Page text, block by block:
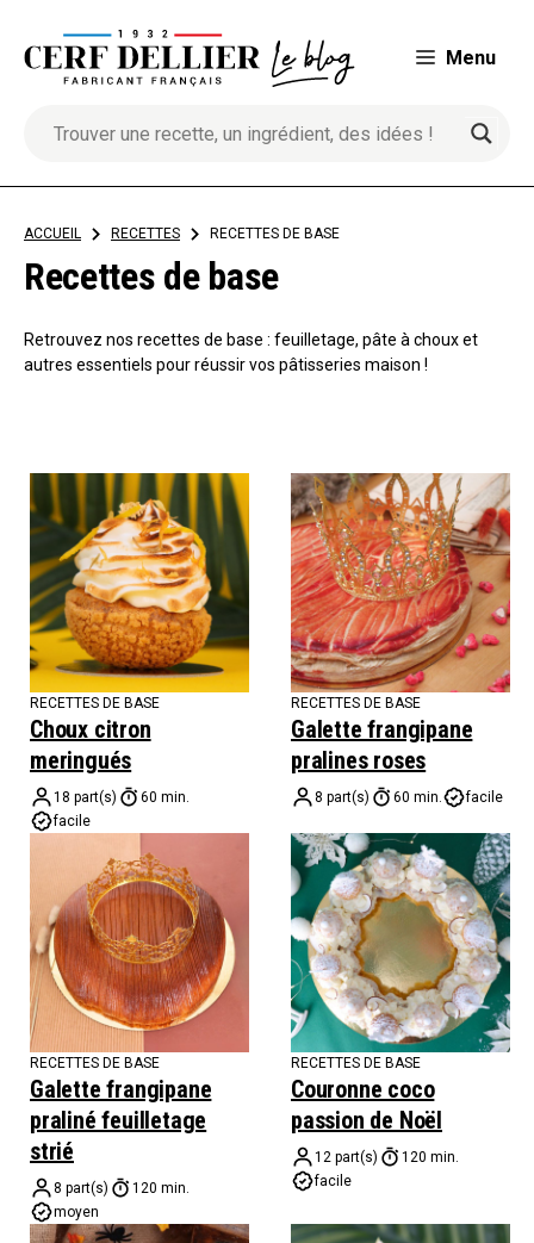
contenu
Menu
ACCUEIL > RECETTES > RECETTES DE BASE
Recettes de base
Retrouvez nos recettes de base : feuilletage, pâte à choux et
autres essentiels pour réussir vos pâtisseries maison !
RECETTES DE BASE
Choux citron
meringués
18 part(s)
60 min.
facile
RECETTES DE BASE
Galette frangipane
pralines roses
8 part(s) 60 min. facile
RECETTES DE BASE
Galette frangipane
praliné feuilletage
strié
8 part(s)
120 min.
moyen
RECETTES DE BASE
Couronne coco
passion de Noël
12 part(s)
120 min.
facile